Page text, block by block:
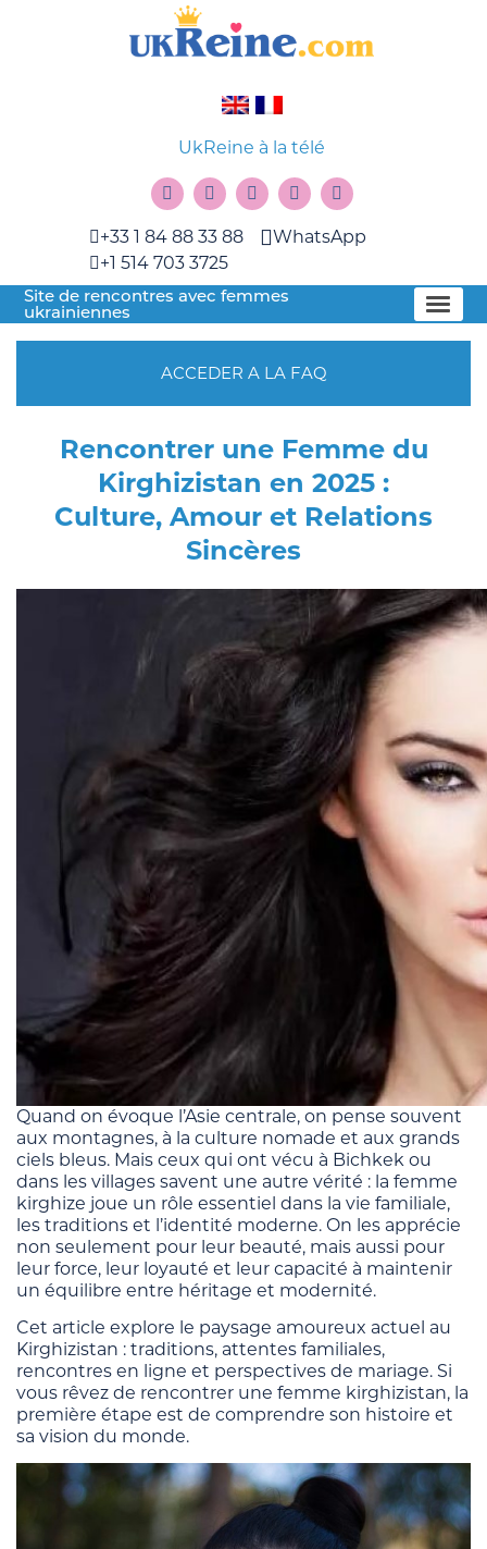
UkReine à la télé
+33 1 84 88 33 88
+1 514 703 3725
WhatsApp
Site de rencontres avec femmes
ukrainiennes
ACCEDER A LA FAQ
Rencontrer une Femme du
Kirghizistan en 2025 :
Culture, Amour et Relations
Sincères
Quand on évoque l’Asie centrale, on pense souvent
aux montagnes, à la culture nomade et aux grands
ciels bleus. Mais ceux qui ont vécu à Bichkek ou
dans les villages savent une autre vérité : la femme
kirghize joue un rôle essentiel dans la vie familiale,
les traditions et l’identité moderne. On les apprécie
non seulement pour leur beauté, mais aussi pour
leur force, leur loyauté et leur capacité à maintenir
un équilibre entre héritage et modernité.
Cet article explore le paysage amoureux actuel au
Kirghizistan : traditions, attentes familiales,
rencontres en ligne et perspectives de mariage. Si
vous rêvez de rencontrer une femme kirghizistan, la
première étape est de comprendre son histoire et
sa vision du monde.